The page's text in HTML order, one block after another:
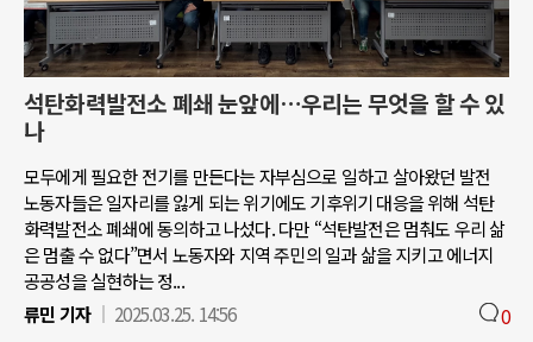
석탄화력발전소 폐쇄 눈앞에…우리는 무엇을 할 수 있
나
모두에게 필요한 전기를 만든다는 자부심으로 일하고 살아왔던 발전
노동자들은 일자리를 잃게 되는 위기에도 기후위기 대응을 위해 석탄
화력발전소 폐쇄에 동의하고 나섰다. 다만 “석탄발전은 멈춰도 우리 삶
은 멈출 수 없다”면서 노동자와 지역 주민의 일과 삶을 지키고 에너지
공공성을 실현하는 정...
류민 기자
2025.03.25. 14:56 0